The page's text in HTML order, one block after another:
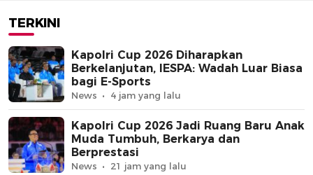
TERKINI
Kapolri Cup 2026 Diharapkan
Berkelanjutan, IESPA: Wadah Luar Biasa
bagi E-Sports
News 4 jam yang lalu
Kapolri Cup 2026 Jadi Ruang Baru Anak
Muda Tumbuh, Berkarya dan
Berprestasi
News 21 jam yang lalu